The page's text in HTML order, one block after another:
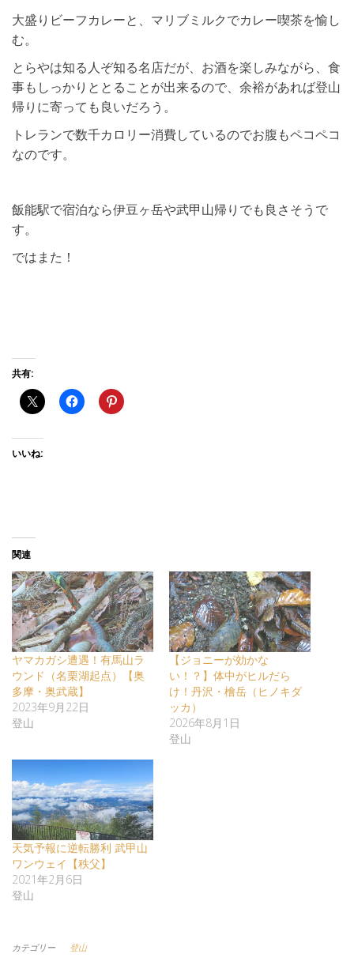
大盛りビーフカレーと、マリブミルクでカレー喫茶を愉し
む。
とらやは知る人ぞ知る名店だが、お酒を楽しみながら、食
事もしっかりととることが出来るので、余裕があれば登山
帰りに寄っても良いだろう。
トレランで数千カロリー消費しているのでお腹もペコペコ
なのです。
飯能駅で宿泊なら伊豆ヶ岳や武甲山帰りでも良さそうで
す。
ではまた！
共有:
いいね:
関連
ヤマカガシ遭遇！有馬山ラ
ウンド（名栗湖起点）【奥
多摩・奥武蔵】
2023年9月22日
登山
【ジョニーが効かな
い！？】体中がヒルだら
け！丹沢・檜岳（ヒノキダ
ッカ）
2026年8月1日
登山
天気予報に逆転勝利 武甲山
ワンウェイ【秩父】
2021年2月6日
登山
カテゴリー 登山